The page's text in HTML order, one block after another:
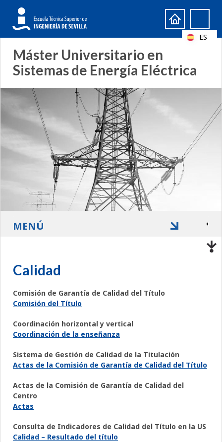
Formulario
de
búsqueda
Search
Máster Universitario en
Sistemas de Energía Eléctrica
Calidad
Comisión de Garantía de Calidad del Título
Comisión del Título
Coordinación horizontal y vertical
Coordinación de la enseñanza
Sistema de Gestión de Calidad de la Titulación
Actas de la Comisión de Garantía de Calidad del Título
Actas de la Comisión de Garantía de Calidad del
Centro
Actas
Consulta de Indicadores de Calidad del Título en la US
Calidad – Resultado del título
MENÚ
ES